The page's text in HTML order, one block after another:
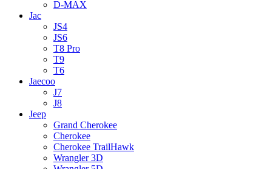
D-MAX
Jac
JS4
JS6
T8 Pro
T9
T6
Jaecoo
J7
J8
Jeep
Grand Cherokee
Cherokee
Cherokee TrailHawk
Wrangler 3D